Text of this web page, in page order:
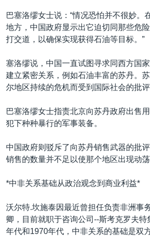
美国之音专访
重要讲话与声明
台海两岸关系
南中国海争端
关注新疆
其他语言网站
巴塞洛缪女士说：“情况恐怕并不很妙。
地方，中国政府显示出它迫切同那些危
打交道，以确保实现获得石油等目标。”
塞洛缪说，中国一直试图寻求同西方国
建立紧密关系，例如石油丰富的苏丹。
尔地区持续的危机而受到国际社会的批评
巴塞洛缪女士指责北京向苏丹政府出售
犯下种种暴行的军事装备。
中国政府则驳斥了向苏丹销售武器的批
销售的数量并不足以使那个地区出现动荡
*中非关系基础从政治观念到商业利益*
沃尔特.坎施泰因最近曾担任负责非洲事
卿，目前就职于咨询公司--斯考克罗夫
年代和1970年代，中非关系的基础是双